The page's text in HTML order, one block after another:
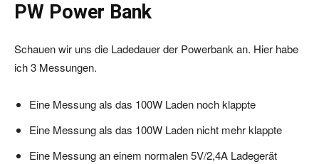
PW Power Bank
Schauen wir uns die Ladedauer der Powerbank an. Hier habe
ich 3 Messungen.
Eine Messung als das 100W Laden noch klappte
Eine Messung als das 100W Laden nicht mehr klappte
Eine Messung an einem normalen 5V/2,4A Ladegerät